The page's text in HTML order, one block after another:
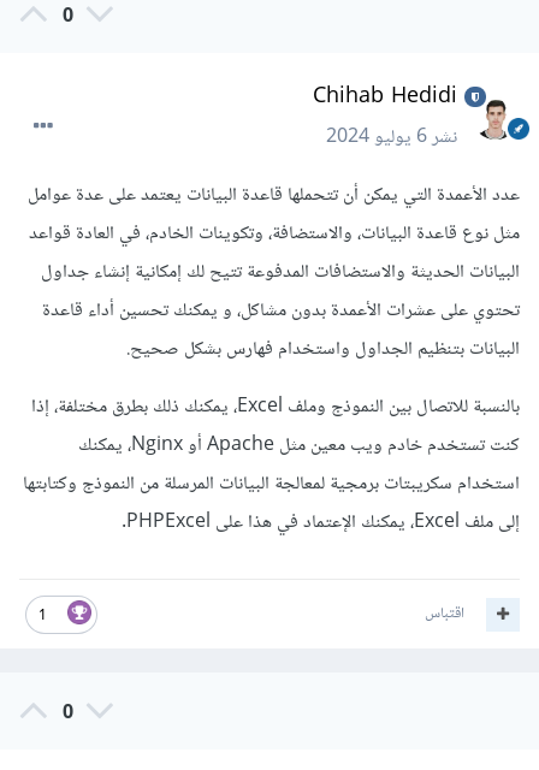
0
Chihab Hedidi
نشر6 يوليو 2024
عدد الأعمدة التي يمكن أن تتحملها قاعدة البيانات يعتمد على عدة عوامل
مثل نوع قاعدة البيانات، والاستضافة، وتكوينات الخادم، في العادة قواعد
البيانات الحديثة والاستضافات المدفوعة تتيح لك إمكانية إنشاء جداول
تحتوي على عشرات الأعمدة بدون مشاكل، و يمكنك تحسين أداء قاعدة
البيانات بتنظيم الجداول واستخدام فهارس بشكل صحيح.
بالنسبة للاتصال بين النموذج وملف Excel، يمكنك ذلك بطرق مختلفة، إذا
كنت تستخدم خادم ويب معين مثل Apache أو Nginx، يمكنك
استخدام سكريبتات برمجية لمعالجة البيانات المرسلة من النموذج وكتابتها
إلى ملف Excel، يمكنك الإعتماد في هذا على PHPExcel.
1 اقتباس
0